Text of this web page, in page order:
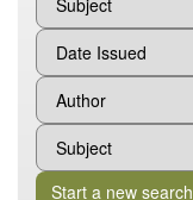
Start a new search